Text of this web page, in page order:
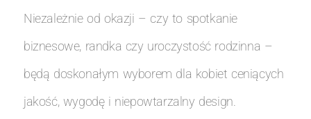
Niezależnie od okazji – czy to spotkanie
biznesowe, randka czy uroczystość rodzinna –
będą doskonałym wyborem dla kobiet ceniących
jakość, wygodę i niepowtarzalny design.